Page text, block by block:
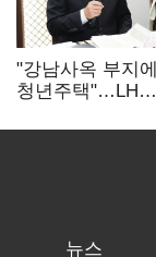
"강남사옥 부지에
청년주택"…LH도
뉴스